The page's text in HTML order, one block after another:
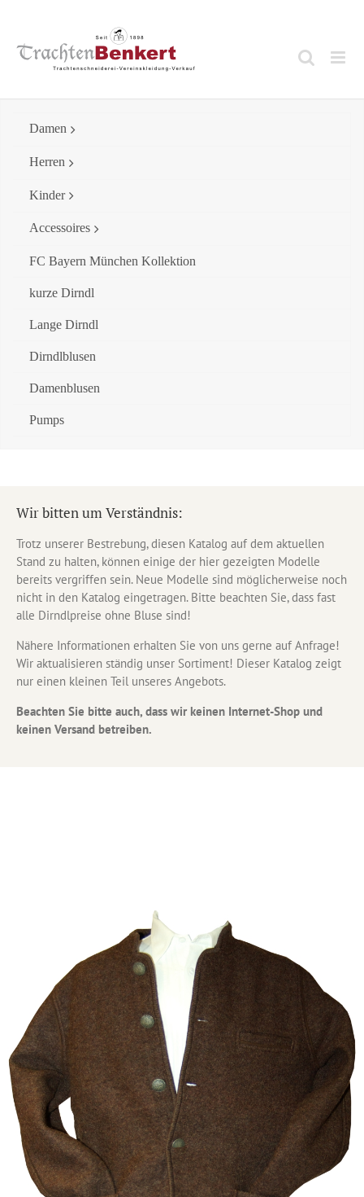
content
Damen
Herren
Kinder
Accessoires
FC Bayern München Kollektion
kurze Dirndl
Lange Dirndl
Dirndlblusen
Damenblusen
Pumps
Wir bitten um Verständnis:
Trotz unserer Bestrebung, diesen Katalog auf dem aktuellen
Stand zu halten, können einige der hier gezeigten Modelle
bereits vergriffen sein. Neue Modelle sind möglicherweise noch
nicht in den Katalog eingetragen. Bitte beachten Sie, dass fast
alle Dirndlpreise ohne Bluse sind!
Nähere Informationen erhalten Sie von uns gerne auf Anfrage!
Wir aktualisieren ständig unser Sortiment! Dieser Katalog zeigt
nur einen kleinen Teil unseres Angebots.
Beachten Sie bitte auch, dass wir keinen Internet-Shop und
keinen Versand betreiben.